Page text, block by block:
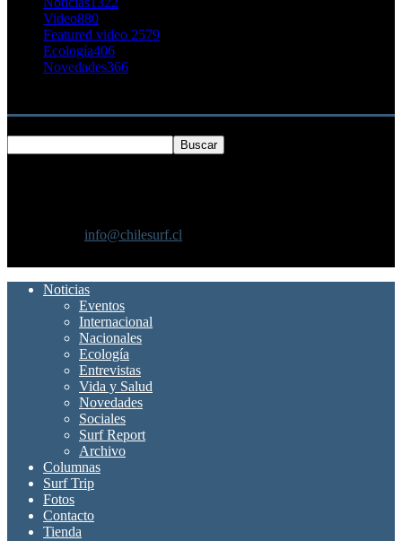
Video880
Featured video 2579
Ecología406
Novedades366
info@chilesurf.cl
Noticias
Eventos
Internacional
Nacionales
Ecología
Entrevistas
Vida y Salud
Novedades
Sociales
Surf Report
Archivo
Columnas
Surf Trip
Fotos
Contacto
Tienda